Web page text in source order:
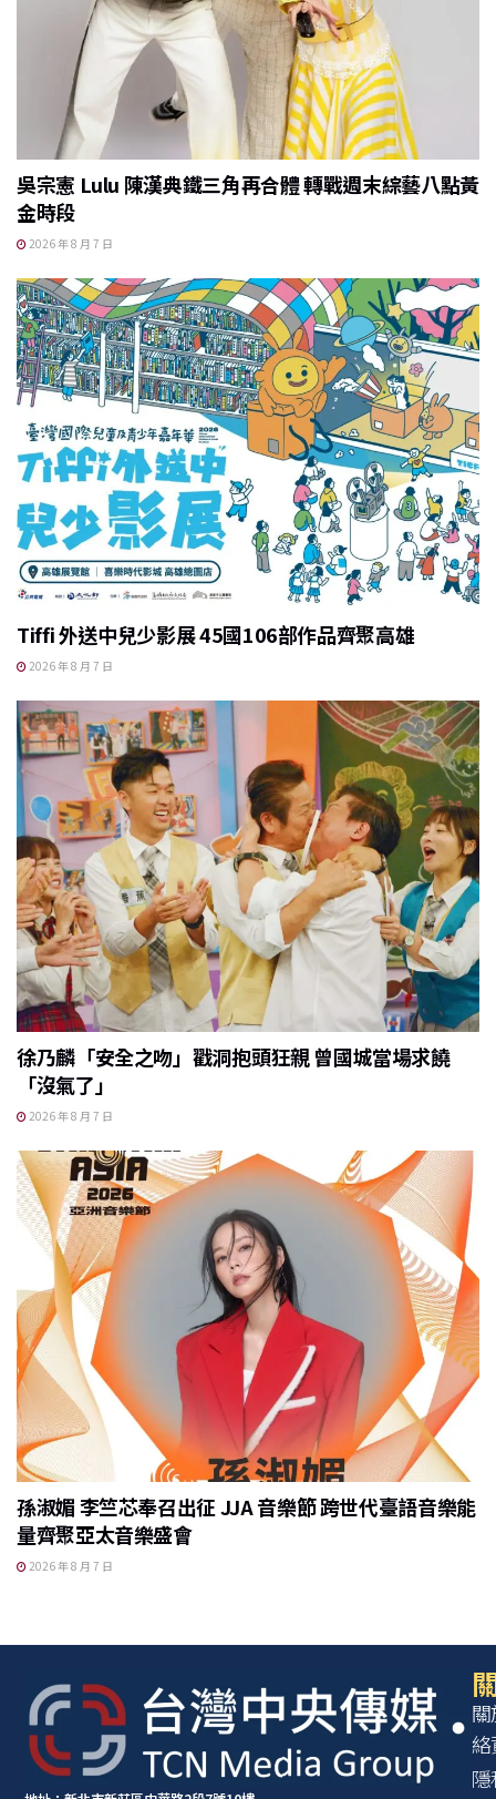
吳宗憲 Lulu 陳漢典鐵三角再合體 轉戰週末綜藝八點黃
金時段
2026 年 8 月 7 日
Tiffi 外送中兒少影展 45國106部作品齊聚高雄
2026 年 8 月 7 日
徐乃麟「安全之吻」戳洞抱頭狂親 曾國城當場求饒
「沒氣了」
2026 年 8 月 7 日
孫淑媚 李竺芯奉召出征 JJA 音樂節 跨世代臺語音樂能
量齊聚亞太音樂盛會
2026 年 8 月 7 日